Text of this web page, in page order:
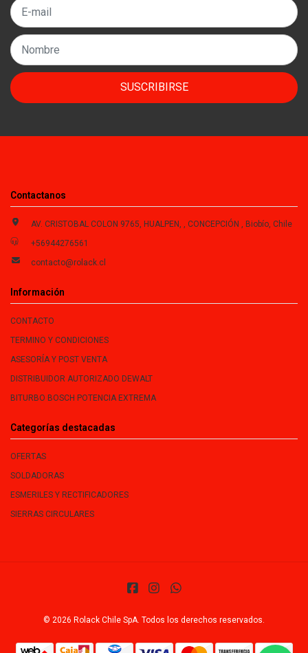
SUSCRIBIRSE
Contactanos
AV. CRISTOBAL COLON 9765, HUALPEN, , CONCEPCIÓN , Biobío, Chile
+56944276561
contacto@rolack.cl
Información
CONTACTO
TERMINO Y CONDICIONES
ASESORÍA Y POST VENTA
DISTRIBUIDOR AUTORIZADO DEWALT
BITURBO BOSCH POTENCIA EXTREMA
Categorías destacadas
OFERTAS
SOLDADORAS
ESMERILES Y RECTIFICADORES
SIERRAS CIRCULARES
© 2026 Rolack Chile SpA. Todos los derechos reservados.